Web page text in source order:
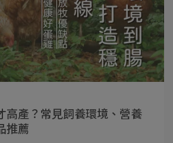
高產？常見飼養環境、營養
推薦